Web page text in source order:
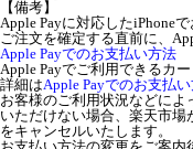
【備考】
Apple Payに対応したiPhone
ご注文を確定する直前に、
Apple Payでのお支払い方法
Apple Payでご利用できるカ
詳細はApple Payでのお支払
お客様のご利用状況などによ
いただけない場合、楽天市
をキャンセルいたします。